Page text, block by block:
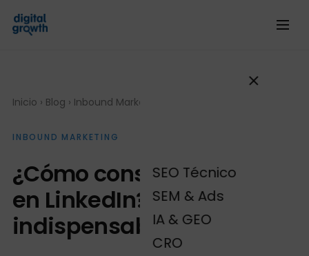
SEO Técnico
SEM & Ads
IA & GEO
CRO
Inicio › Blog › Inbound Marketing
INBOUND MARKETING
¿Cómo conseguir leads
en LinkedIn? Tips
indispensables